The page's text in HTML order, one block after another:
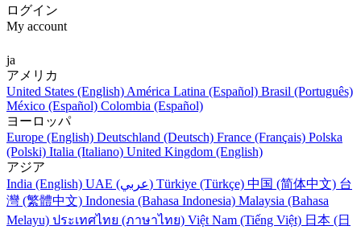
ログイン
My account
ja
アメリカ
United States (English) América Latina (Español) Brasil (Português)
México (Español) Colombia (Español)
ヨーロッパ
Europe (English) Deutschland (Deutsch) France (Français) Polska
(Polski) Italia (Italiano) United Kingdom (English)
アジア
India (English)
UAE (عربي) Türkiye (Türkçe) 中国 (简体中文) 台
灣 (繁體中文) Indonesia (Bahasa Indonesia) Malaysia (Bahasa
Melayu) ประเทศไทย (ภาษาไทย) Việt Nam (Tiếng Việt) 日本 (日